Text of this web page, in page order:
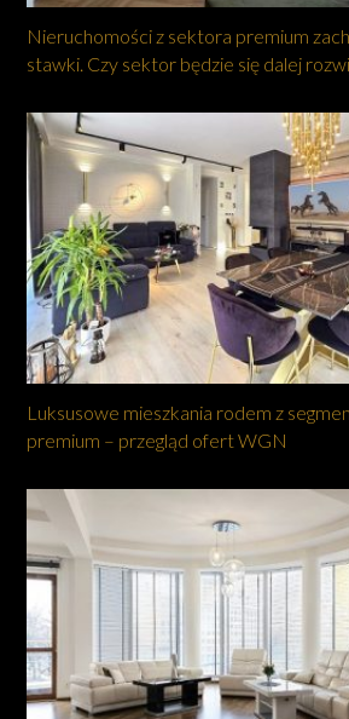
Nieruchomości z sektora premium
stawki. Czy sektor będzie się dalej
Luksusowe mieszkania rodem z
premium – przegląd ofert WGN